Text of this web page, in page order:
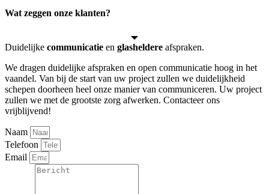
Wat zeggen onze klanten?
Duidelijke communicatie en glasheldere afspraken.
We dragen duidelijke afspraken en open communicatie hoog in het
vaandel. Van bij de start van uw project zullen we duidelijkheid
schepen doorheen heel onze manier van communiceren. Uw project
zullen we met de grootste zorg afwerken. Contacteer ons
vrijblijvend!
Naam
Telefoon
Email